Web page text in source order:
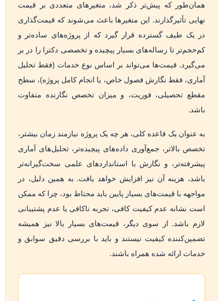
همان‌طور که پیش‌تر ذکر شد، متغیرهای متعددی بر قیمت
نهایی تأثیرگذارند. این متغیرها باعث می‌شوند که قیمت‌گذاری
در یک طیف گسترده قرار گیرد که از پروژه‌های ساده‌تر و
کم‌حجم‌تر تا رساله‌های بسیار پیچیده و تخصصی دکترا را در بر
می‌گیرد. قیمت‌ها می‌تواند بر اساس نوع خدمات (فقط تحلیل
آماری، فقط نگارش فصول خاص، یا انجام کامل پروژه)، سطح
مقطع تحصیلی، فوریت، و میزان تخصص نگارنده متفاوت
باشد.
به عنوان یک قاعده کلی، هر چه یک پروژه نیازمند زمان بیشتر،
تخصص بالاتر، جمع‌آوری داده‌های پیچیده‌تر، تحلیل‌های آماری
پیشرفته‌تر، و نگارش با استانداردهای علمی سخت‌گیرانه‌تر
باشد، هزینه آن نیز افزایش خواهد یافت. به همین دلیل، در
مواجهه با قیمت‌های بسیار پایین باید محتاط بود، چرا که ممکن
است نشانه عدم کیفیت کافی، تجربه ناکافی یا عدم پشتیبانی
لازم باشد. از سوی دیگر، قیمت‌های بسیار بالا نیز همیشه
تضمین‌کننده کیفیت نیستند و باید با بررسی دقیق سوابق و
خدمات ارائه شده همراه باشند.